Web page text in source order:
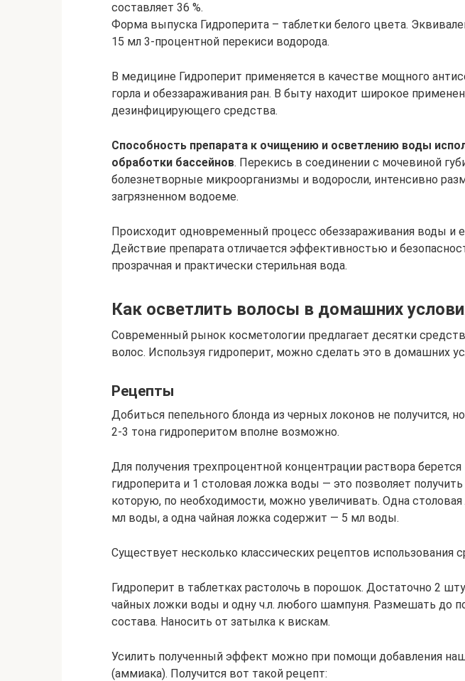
составляет 36 %.
Форма выпуска Гидроперита – таблетки белого цвета.
15 мл 3-процентной перекиси водорода.
В медицине Гидроперит применяется в качестве мощного
горла и обеззараживания ран. В быту находит широкое
дезинфицирующего средства.
Способность препарата к очищению и осветлению воды
обработки бассейнов. Перекись в соединении с мочевиной
болезнетворные микроорганизмы и водоросли, интенсивно
загрязненном водоеме.
Происходит одновременный процесс обеззараживания воды и
Действие препарата отличается эффективностью и
прозрачная и практически стерильная вода.
Как осветлить волосы в домашних
Современный рынок косметологии предлагает десятки
волос. Используя гидроперит, можно сделать это в домашних
Рецепты
Добиться пепельного блонда из черных локонов не получится,
2-3 тона гидроперитом вполне возможно.
Для получения трехпроцентной концентрации раствора берется
гидроперита и 1 столовая ложка воды — это позволяет
которую, по необходимости, можно увеличивать. Одна
мл воды, а одна чайная ложка содержит — 5 мл воды.
Существует несколько классических рецептов использования
Гидроперит в таблетках растолочь в порошок. Достаточно 2
чайных ложки воды и одну ч.л. любого шампуня. Размешать до
состава. Наносить от затылка к вискам.
Усилить полученный эффект можно при помощи добавления
(аммиака). Получится вот такой рецепт: